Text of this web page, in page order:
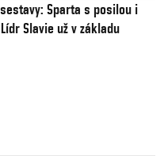
Sparta s posilou i
Slavie už v základu